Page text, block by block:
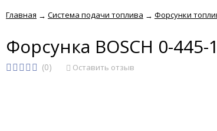
Главная → Система подачи топлива → Форсунки
Форсунка BOSCH 0-445-
(0) Оставить отзыв